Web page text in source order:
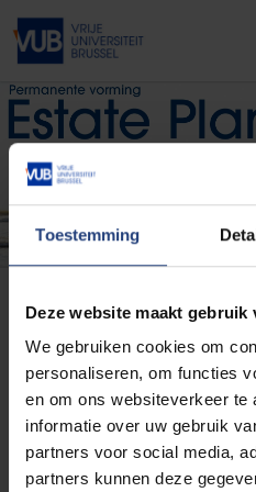
Toestemming
Deze website maakt gebruik
We gebruiken cookies om
personaliseren, om functies
en om ons websiteverkeer te
informatie over uw gebruik
partners voor social media,
partners kunnen deze
Planning
Welkom bij